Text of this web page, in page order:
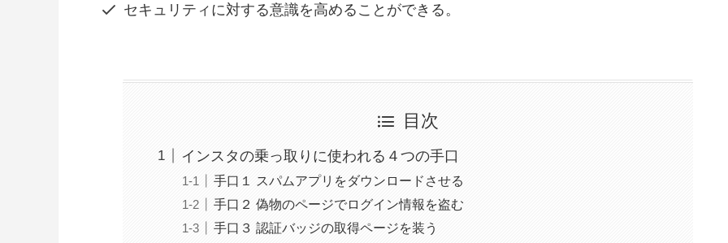
セキュリティに対する意識を高めることができる。
目次
インスタの乗っ取りに使われる４つの手口
手口１ スパムアプリをダウンロードさせる
手口２ 偽物のページでログイン情報を盗む
手口３ 認証バッジの取得ページを装う